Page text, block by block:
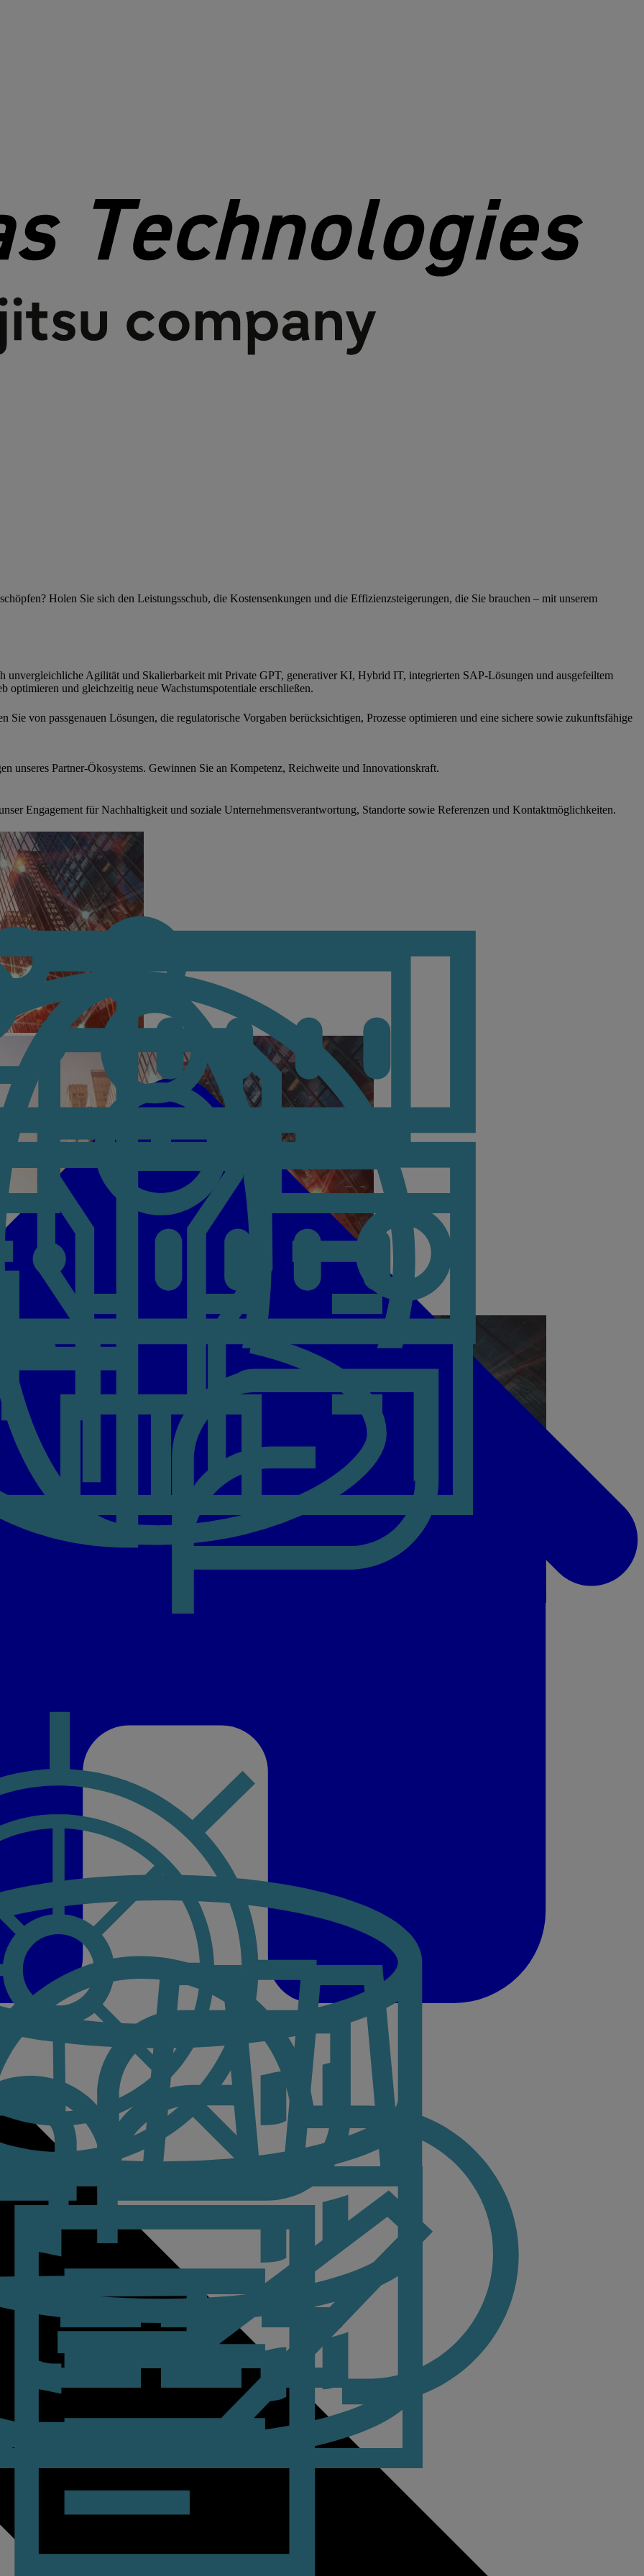
Holen Sie sich den Leistungsschub, die Kostensenkungen und die Effizienzsteigerungen, die Sie brauchen – mit unserem
unvergleichliche Agilität und Skalierbarkeit mit Private GPT, generativer KI, Hybrid IT, integrierten SAP-Lösungen und ausgefeiltem
optimieren und gleichzeitig neue Wachstumspotentiale erschließen.
von passgenauen Lösungen, die regulatorische Vorgaben berücksichtigen, Prozesse optimieren und eine sichere sowie zukunftsfähige
unseres Partner-Ökosystems. Gewinnen Sie an Kompetenz, Reichweite und Innovationskraft.
Engagement für Nachhaltigkeit und soziale Unternehmensverantwortung, Standorte sowie Referenzen und Kontaktmöglichkeiten.